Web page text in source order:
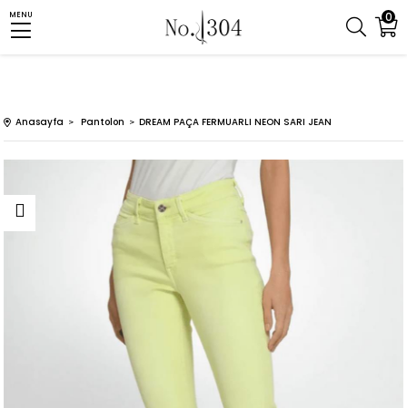
0
MENU
Anasayfa Pantolon DREAM PAÇA FERMUARLI NEON SARI JEAN